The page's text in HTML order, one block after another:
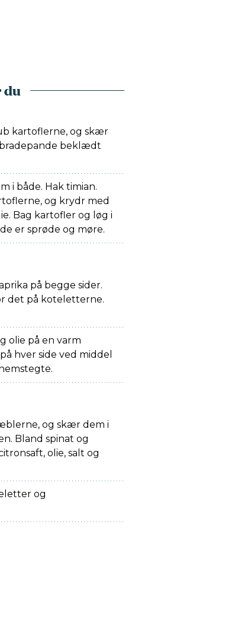
du
kartoflerne, og skær
beklædt
i både. Hak timian.
og krydr med
Bag kartofler og løg i
er sprøde og møre.
på begge sider.
det på koteletterne.
olie på en varm
hver side ved middel
og skær dem i
Bland spinat og
olie, salt og
og